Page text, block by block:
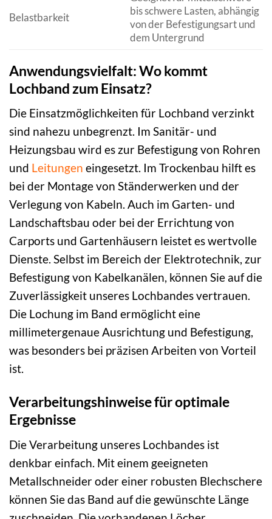
Belastbarkeit
bis schwere Lasten, abhängig
von der Befestigungsart und
dem Untergrund
Anwendungsvielfalt: Wo kommt
Lochband zum Einsatz?
Die Einsatzmöglichkeiten für Lochband verzinkt
sind nahezu unbegrenzt. Im Sanitär- und
Heizungsbau wird es zur Befestigung von Rohren
und Leitungen eingesetzt. Im Trockenbau hilft es
bei der Montage von Ständerwerken und der
Verlegung von Kabeln. Auch im Garten- und
Landschaftsbau oder bei der Errichtung von
Carports und Gartenhäusern leistet es wertvolle
Dienste. Selbst im Bereich der Elektrotechnik, zur
Befestigung von Kabelkanälen, können Sie auf die
Zuverlässigkeit unseres Lochbandes vertrauen.
Die Lochung im Band ermöglicht eine
millimetergenaue Ausrichtung und Befestigung,
was besonders bei präzisen Arbeiten von Vorteil
ist.
Verarbeitungshinweise für optimale
Ergebnisse
Die Verarbeitung unseres Lochbandes ist
denkbar einfach. Mit einem geeigneten
Metallschneider oder einer robusten Blechschere
können Sie das Band auf die gewünschte Länge